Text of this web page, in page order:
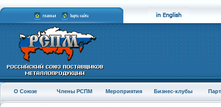
О Союзе Члены РСПМ Мероприятия Бизнес-клубы